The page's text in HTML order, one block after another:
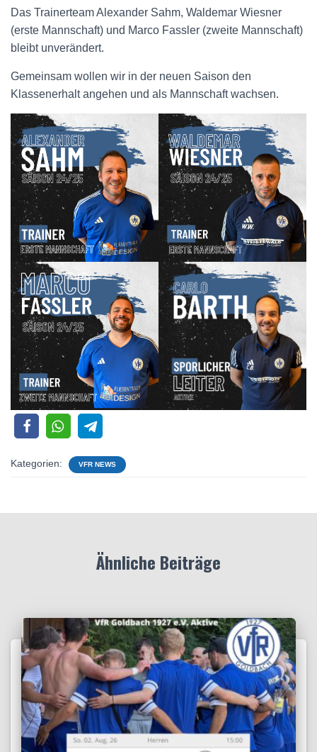
Das Trainerteam Alexander Sahm, Waldemar Wiesner
(erste Mannschaft) und Marco Fassler (zweite Mannschaft)
bleibt unverändert.
Gemeinsam wollen wir in der neuen Saison den
Klassenerhalt angehen und als Mannschaft wachsen.
Kategorien: VFR NEWS
Ähnliche Beiträge